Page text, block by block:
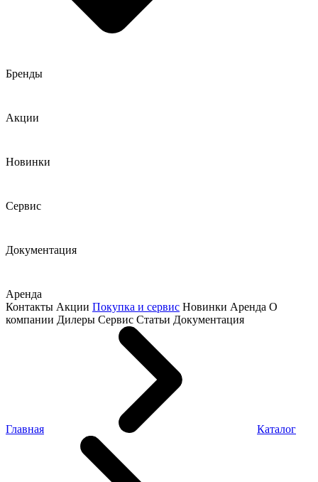
Бренды
Акции
Новинки
Сервис
Документация
Аренда
Контакты Акции Покупка и сервис Новинки Аренда О
компании Дилеры Сервис Статьи Документация
Главная Каталог